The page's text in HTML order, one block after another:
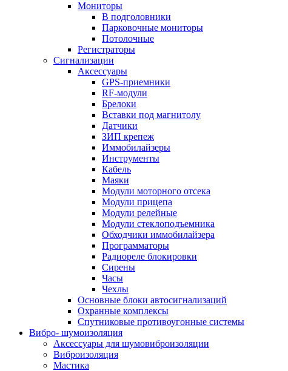
Мониторы
В подголовники
Парковочные мониторы
Потолочные
Регистраторы
Сигнализации
Аксессуары
GPS-приемники
RF-модули
Брелоки
Вставки под магнитолу
Датчики
ЗИП крепеж
Иммобилайзеры
Инструменты
Кабель
Маяки
Модули моторного отсека
Модули прицепа
Модули релейные
Модули стеклоподъемника
Обходчики иммобилайзера
Программаторы
Радиореле блокировки
Сирены
Часы
Чехлы
Основные блоки автосигнализаций
Охранные комплексы
Спутниковые противоугонные системы
Вибро- шумоизоляция
Аксессуары для шумовиброизоляции
Виброизоляция
Мастика